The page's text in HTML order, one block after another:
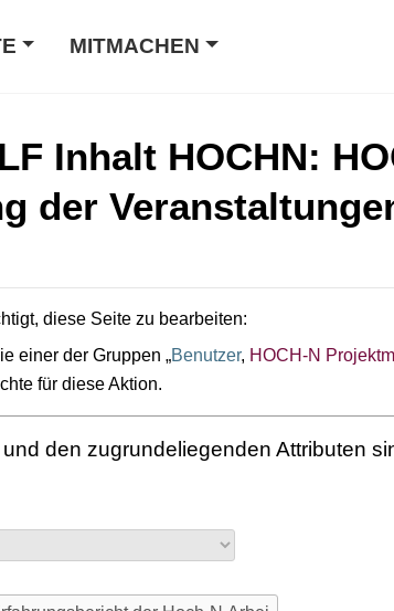
MITMACHEN
Inhalt HOCHN:
der
diese Seite zu bearbeiten:
einer der Gruppen „Benutzer, HOCH-N
für diese Aktion.
den zugrundeliegenden Attributen